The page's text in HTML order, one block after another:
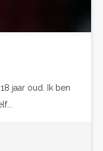
jaar oud. Ik ben